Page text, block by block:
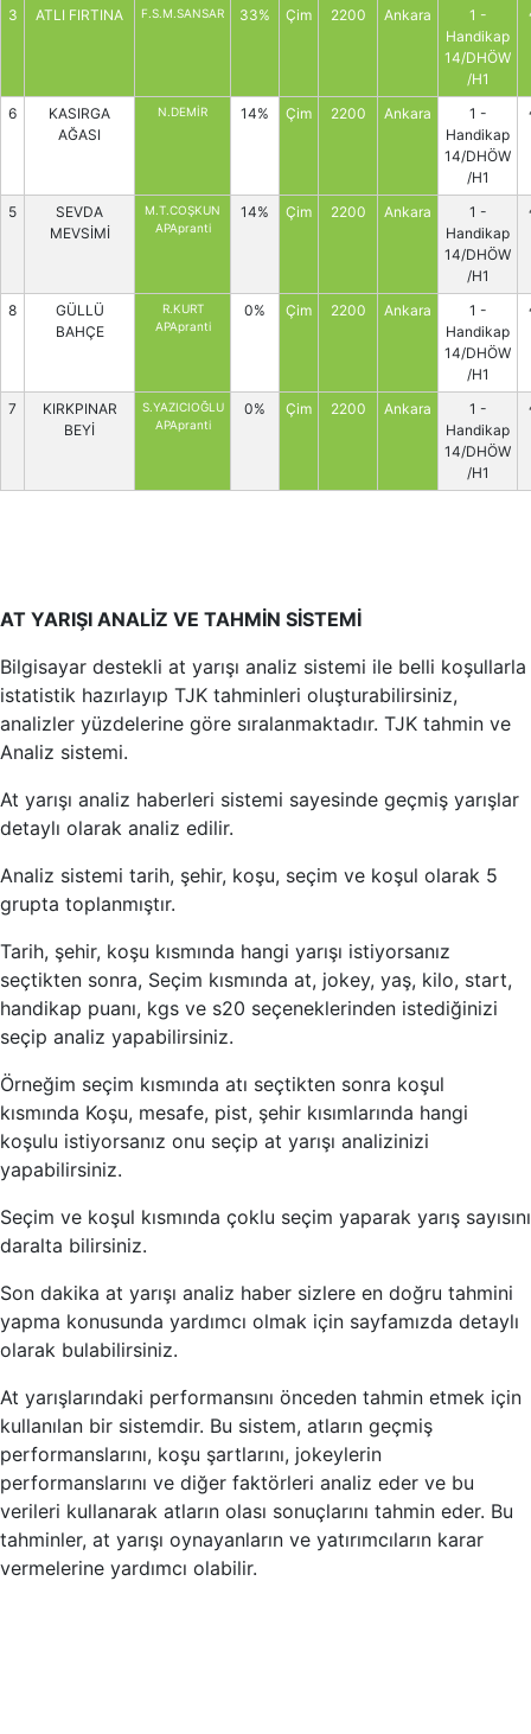
3 ATLI FIRTINA F.S.M.SANSAR 33% Çim 2200 Ankara
1 -
Handikap
14/DHÖW
/H1
6
KASIRGA
AĞASI
N.DEMİR 14% Çim 2200 Ankara
1 -
Handikap
14/DHÖW
/H1
5
SEVDA
MEVSİMİ
M.T.COŞKUN
APApranti
14% Çim 2200 Ankara
1 -
Handikap
14/DHÖW
/H1
8
GÜLLÜ
BAHÇE
R.KURT
APApranti
0% Çim 2200 Ankara
1 -
Handikap
14/DHÖW
/H1
7
KIRKPINAR
BEYİ
S.YAZICIOĞLU
APApranti
0% Çim 2200 Ankara
1 -
Handikap
14/DHÖW
/H1
AT YARIŞI ANALİZ VE TAHMİN SİSTEMİ
Bilgisayar destekli at yarışı analiz sistemi ile belli koşullarla
istatistik hazırlayıp TJK tahminleri oluşturabilirsiniz,
analizler yüzdelerine göre sıralanmaktadır. TJK tahmin ve
Analiz sistemi.
At yarışı analiz haberleri sistemi sayesinde geçmiş yarışlar
detaylı olarak analiz edilir.
Analiz sistemi tarih, şehir, koşu, seçim ve koşul olarak 5
grupta toplanmıştır.
Tarih, şehir, koşu kısmında hangi yarışı istiyorsanız
seçtikten sonra, Seçim kısmında at, jokey, yaş, kilo, start,
handikap puanı, kgs ve s20 seçeneklerinden istediğinizi
seçip analiz yapabilirsiniz.
Örneğim seçim kısmında atı seçtikten sonra koşul
kısmında Koşu, mesafe, pist, şehir kısımlarında hangi
koşulu istiyorsanız onu seçip at yarışı analizinizi
yapabilirsiniz.
Seçim ve koşul kısmında çoklu seçim yaparak yarış sayısını
daralta bilirsiniz.
Son dakika at yarışı analiz haber sizlere en doğru tahmini
yapma konusunda yardımcı olmak için sayfamızda detaylı
olarak bulabilirsiniz.
At yarışlarındaki performansını önceden tahmin etmek için
kullanılan bir sistemdir. Bu sistem, atların geçmiş
performanslarını, koşu şartlarını, jokeylerin
performanslarını ve diğer faktörleri analiz eder ve bu
verileri kullanarak atların olası sonuçlarını tahmin eder. Bu
tahminler, at yarışı oynayanların ve yatırımcıların karar
vermelerine yardımcı olabilir.